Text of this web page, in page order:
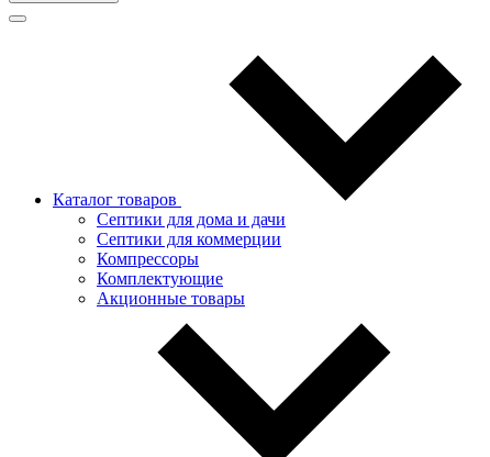
Каталог товаров
Септики для дома и дачи
Септики для коммерции
Компрессоры
Комплектующие
Акционные товары